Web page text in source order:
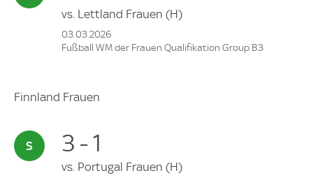
vs. Lettland Frauen (H)
03.03.2026
Fußball WM der Frauen Qualifikation Group B3
Finnland Frauen
3 - 1
vs. Portugal Frauen (H)